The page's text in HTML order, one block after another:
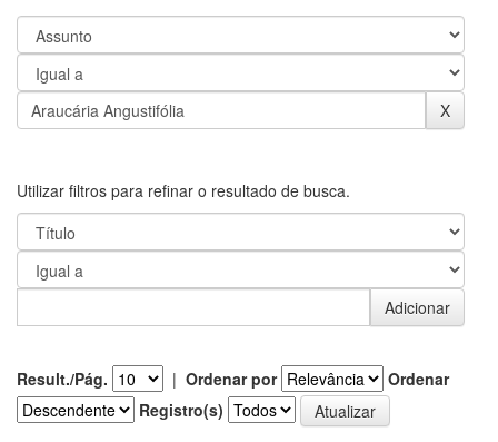
Utilizar filtros para refinar o resultado de busca.
Result./Pág. | Ordenar por
Ordenar
Registro(s)